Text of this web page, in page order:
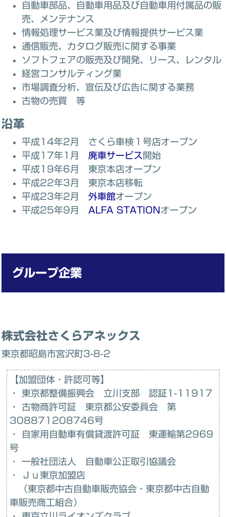
自動車部品、自動車用品及び自動車用付属品の販
売、メンテナンス
情報処理サービス業及び情報提供サービス業
通信販売、カタログ販売に関する事業
ソフトフェアの販売及び開発、リース、レンタル
経営コンサルティング業
市場調査分析、宣伝及び広告に関する業務
古物の売買 等
沿革
平成14年2月 さくら車検１号店オープン
平成17年1月 廃車サービス 開始
平成19年6月 東京本店オープン
平成22年3月 東京本店移転
平成23年2月 外車館オープン
平成25年9月 ALFA STATION オープン
グループ企業
株式会社さくらアネックス
東京都昭島市宮沢町3-8-2
【加盟団体・許認可等】
・ 東京都整備振興会 立川支部 認証1-11917
・ 古物商許可証 東京都公安委員会 第
308871208746号
・ 自家用自動車有償貸渡許可証 東運輸第2969
号
・ 一般社団法人 自動車公正取引協議会
・ Ｊｕ東京加盟店
（東京都中古自動車販売協会・東京都中古自動
車販売商工組合）